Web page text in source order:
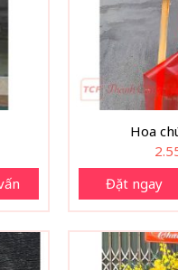
Hoa
Đặt ngay